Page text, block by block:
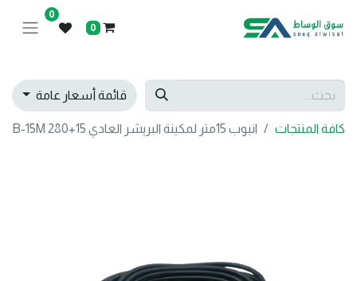
0
0
قائمة أسعار عامة
كافة المنتجات انبوب 15متر لمكينة البريشر العادي B-15M 280+15